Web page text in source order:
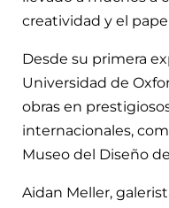
creatividad y el
Desde su primera
Universidad de
obras en
internacionales,
Museo del Diseño
Aidan Meller,